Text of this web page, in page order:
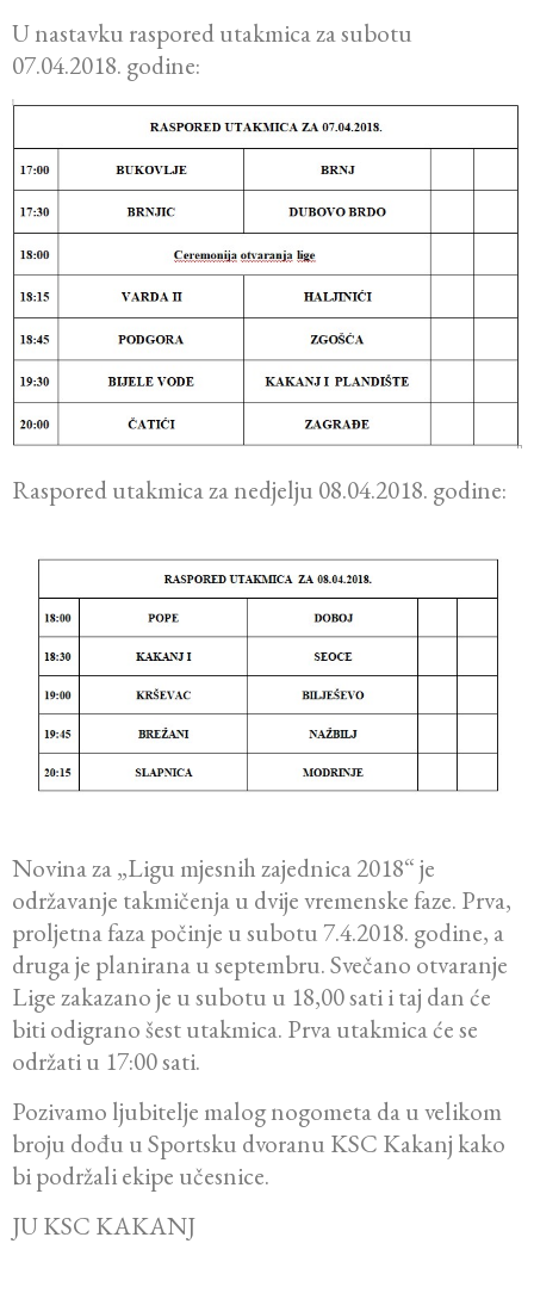
U nastavku raspored utakmica za subotu
07.04.2018. godine:
Raspored utakmica za nedjelju 08.04.2018. godine:
Novina za „Ligu mjesnih zajednica 2018“ je
održavanje takmičenja u dvije vremenske faze. Prva,
proljetna faza počinje u subotu 7.4.2018. godine, a
druga je planirana u septembru. Svečano otvaranje
Lige zakazano je u subotu u 18,00 sati i taj dan će
biti odigrano šest utakmica. Prva utakmica će se
održati u 17:00 sati.
Pozivamo ljubitelje malog nogometa da u velikom
broju dođu u Sportsku dvoranu KSC Kakanj kako
bi podržali ekipe učesnice.
JU KSC KAKANJ